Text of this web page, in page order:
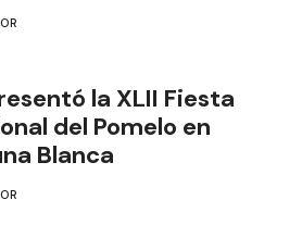
la XLII Fiesta
del Pomelo en
Blanca